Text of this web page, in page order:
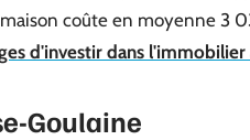
maison coûte en moyenne 3
d'investir dans
Goulaine